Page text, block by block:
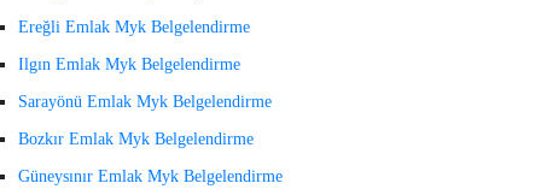
Ereğli Emlak Myk Belgelendirme
Ilgın Emlak Myk Belgelendirme
Sarayönü Emlak Myk Belgelendirme
Bozkır Emlak Myk Belgelendirme
Güneysınır Emlak Myk Belgelendirme